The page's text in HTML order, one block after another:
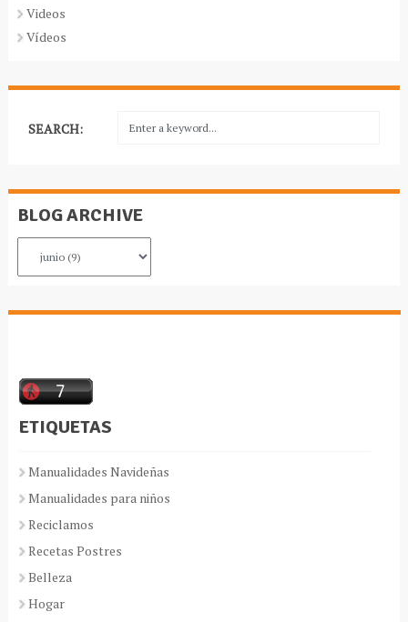
Videos
Vídeos
SEARCH:
BLOG ARCHIVE
ETIQUETAS
Manualidades Navideñas
Manualidades para niños
Reciclamos
Recetas Postres
Belleza
Hogar